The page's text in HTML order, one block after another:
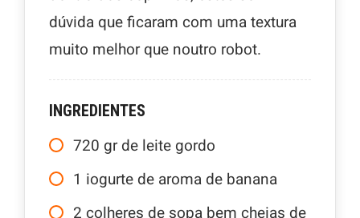
dúvida que ficaram com uma textura
muito melhor que noutro robot.
INGREDIENTES
720 gr de leite gordo
1 iogurte de aroma de banana
2 colheres de sopa bem cheias de